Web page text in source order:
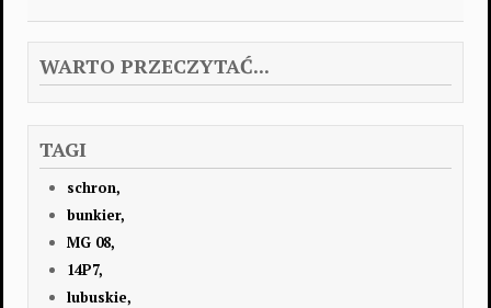
WARTO PRZECZYTAĆ...
TAGI
schron,
bunkier,
MG 08,
14P7,
lubuskie,